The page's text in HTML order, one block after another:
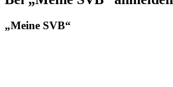
„Meine SVB“